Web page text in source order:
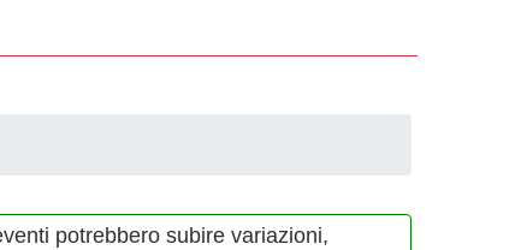
potrebbero subire variazioni,